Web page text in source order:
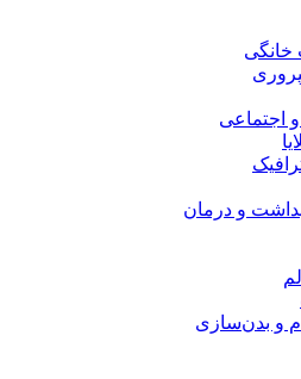
خانگی
اجتماعی
و درمان
و بدن‌سازی